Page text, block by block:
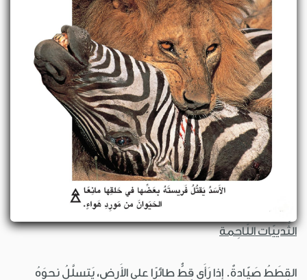
الثَّدييّات اللّاحِمة
القِطَطُ صَيّادةٌ. إذا رَأَى قِطٌّ طائرًا على الأَرضِ، يَتسلَّلُ نحوَهُ